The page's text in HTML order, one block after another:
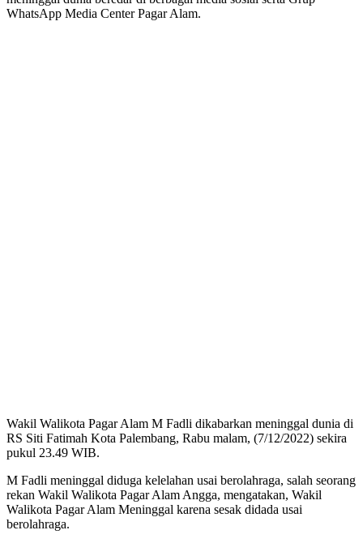
WhatsApp Media Center Pagar Alam.
Wakil Walikota Pagar Alam M Fadli dikabarkan meninggal dunia di
RS Siti Fatimah Kota Palembang, Rabu malam, (7/12/2022) sekira
pukul 23.49 WIB.
M Fadli meninggal diduga kelelahan usai berolahraga, salah seorang
rekan Wakil Walikota Pagar Alam Angga, mengatakan, Wakil
Walikota Pagar Alam Meninggal karena sesak didada usai
berolahraga.